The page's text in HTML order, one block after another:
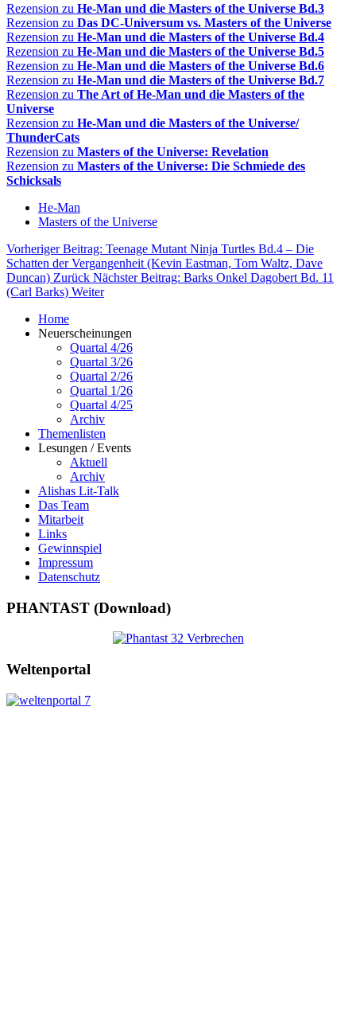
Rezension zu He-Man und die Masters of the Universe Bd.3
Rezension zu Das DC-Universum vs. Masters of the Universe
Rezension zu He-Man und die Masters of the Universe Bd.4
Rezension zu He-Man und die Masters of the Universe Bd.5
Rezension zu He-Man und die Masters of the Universe Bd.6
Rezension zu He-Man und die Masters of the Universe Bd.7
Rezension zu The Art of He-Man und die Masters of the
Universe
Rezension zu He-Man und die Masters of the Universe/
ThunderCats
Rezension zu Masters of the Universe: Revelation
Rezension zu Masters of the Universe: Die Schmiede des
Schicksals
He-Man
Masters of the Universe
Vorheriger Beitrag: Teenage Mutant Ninja Turtles Bd.4 – Die
Schatten der Vergangenheit (Kevin Eastman, Tom Waltz, Dave
Duncan) Zurück Nächster Beitrag: Barks Onkel Dagobert Bd. 11
(Carl Barks) Weiter
Home
Neuerscheinungen
Quartal 4/26
Quartal 3/26
Quartal 2/26
Quartal 1/26
Quartal 4/25
Archiv
Themenlisten
Lesungen / Events
Aktuell
Archiv
Alishas Lit-Talk
Das Team
Mitarbeit
Links
Gewinnspiel
Impressum
Datenschutz
PHANTAST (Download)
Weltenportal